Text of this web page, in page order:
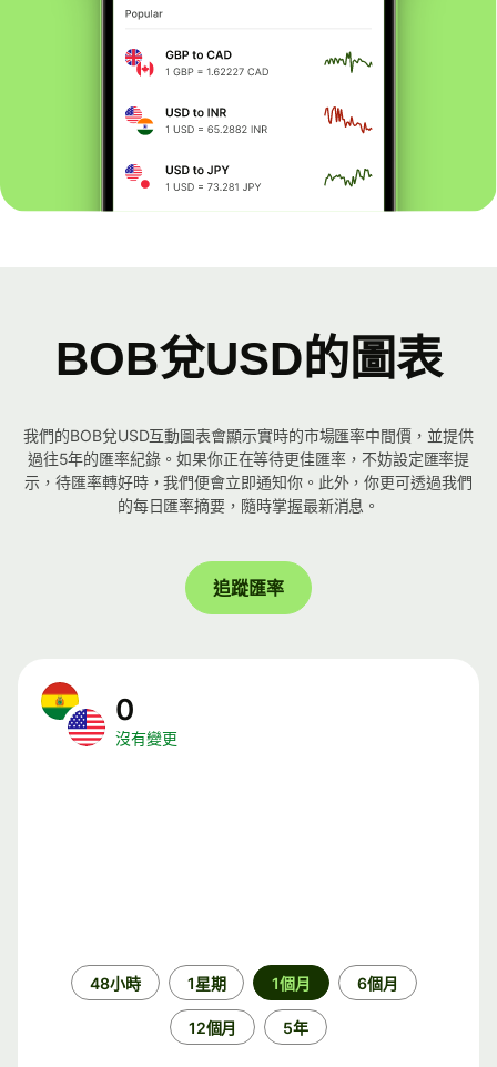
BOB兌USD的圖表
我們的BOB兌USD互動圖表會顯示實時的市場匯率中間價，並提供
過往5年的匯率紀錄。如果你正在等待更佳匯率，不妨設定匯率提
示，待匯率轉好時，我們便會立即通知你。此外，你更可透過我們
的每日匯率摘要，隨時掌握最新消息。
追蹤匯率
0
沒有變更
48小時 1星期 1個月 6個月
12個月 5年